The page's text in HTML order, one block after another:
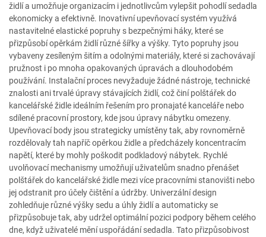
židlí a umožňuje organizacím i jednotlivcům vylepšit pohodlí sedadla
ekonomicky a efektivně. Inovativní upevňovací systém využívá
nastavitelné elastické popruhy s bezpečnými háky, které se
přizpůsobí opěrkám židlí různé šířky a výšky. Tyto popruhy jsou
vybaveny zesíleným šitím a odolnými materiály, které si zachovávají
pružnost i po mnoha opakovaných úpravách a dlouhodobém
používání. Instalační proces nevyžaduje žádné nástroje, technické
znalosti ani trvalé úpravy stávajících židlí, což činí polštářek do
kancelářské židle ideálním řešením pro pronajaté kanceláře nebo
sdílené pracovní prostory, kde jsou úpravy nábytku omezeny.
Upevňovací body jsou strategicky umístěny tak, aby rovnoměrně
rozdělovaly tah napříč opěrkou židle a předcházely koncentracím
napětí, které by mohly poškodit podkladový nábytek. Rychlé
uvolňovací mechanismy umožňují uživatelům snadno přenášet
polštářek do kancelářské židle mezi více pracovními stanovišti nebo
jej odstranit pro účely čištění a údržby. Univerzální design
zohledňuje různé výšky sedu a úhly židlí a automaticky se
přizpůsobuje tak, aby udržel optimální pozici podpory během celého
dne, když uživatelé mění uspořádání sedadla. Tato přizpůsobivost